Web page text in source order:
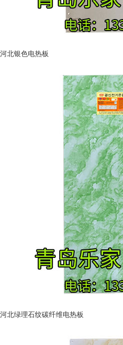
河北银色电热板
河北绿理石纹碳纤维电热板